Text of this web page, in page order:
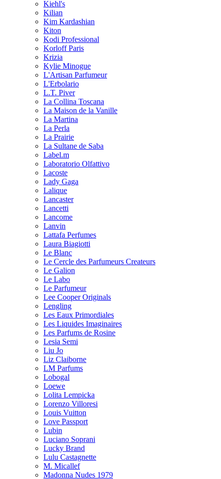
Kiehl's
Kilian
Kim Kardashian
Kiton
Kodi Professional
Korloff Paris
Krizia
Kylie Minogue
L'Artisan Parfumeur
L'Erbolario
L.T. Piver
La Collina Toscana
La Maison de la Vanille
La Martina
La Perla
La Prairie
La Sultane de Saba
Label.m
Laboratorio Olfattivo
Lacoste
Lady Gaga
Lalique
Lancaster
Lancetti
Lancome
Lanvin
Lattafa Perfumes
Laura Biagiotti
Le Blanc
Le Cercle des Parfumeurs Createurs
Le Galion
Le Labo
Le Parfumeur
Lee Cooper Originals
Lengling
Les Eaux Primordiales
Les Liquides Imaginaires
Les Parfums de Rosine
Lesia Semi
Liu Jo
Liz Claiborne
LM Parfums
Lobogal
Loewe
Lolita Lempicka
Lorenzo Villoresi
Louis Vuitton
Love Passport
Lubin
Luciano Soprani
Lucky Brand
Lulu Castagnette
M. Micallef
Madonna Nudes 1979